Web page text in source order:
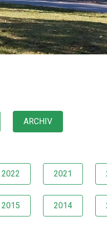
ARCHIV
2022 2021
2015 2014